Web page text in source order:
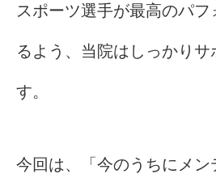
スポーツ選手が最高のパ
るよう、当院はしっかりサ
す。
今回は、「今のうちにメン